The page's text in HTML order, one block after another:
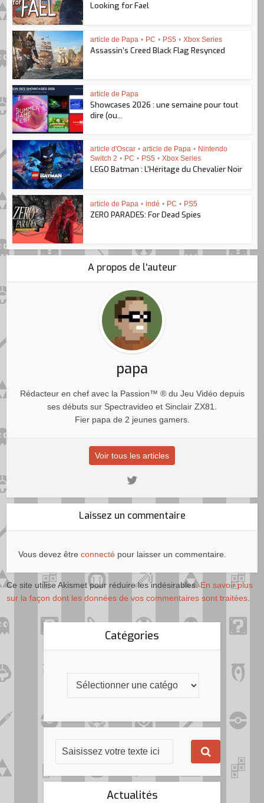
Looking for Fael
article de Papa • PC • PS5 • Xbox Series
Assassin’s Creed Black Flag Resynced
article de Papa
Showcases 2026 : une semaine pour tout
dire (ou...
article d'Oscar • article de Papa • Nintendo
Switch 2 • PC • PS5 • Xbox Series
LEGO Batman : L’Héritage du Chevalier Noir
article de Papa • indé • PC • PS5
ZERO PARADES: For Dead Spies
A propos de l'auteur
papa
Rédacteur en chef avec la Passion™ ® du Jeu Vidéo depuis
ses débuts sur Spectravideo et Sinclair ZX81.
Fier papa de 2 jeunes gamers.
Voir tous les articles
Laissez un commentaire
Vous devez êtreconnecté pour laisser un commentaire.
Ce site utilise Akismet pour réduire les indésirables.En savoir plus
sur la façon dont les données de vos commentaires sont traitées.
Catégories
Actualités